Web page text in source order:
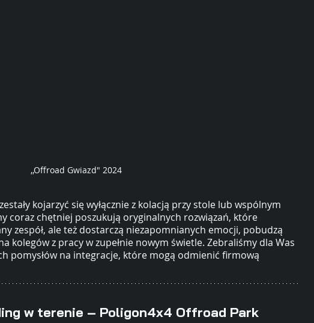
,,Offroad Gwiazd" 2024
kojarzyć się wyłącznie z kolacją przy stole lub wspólnym
coraz chętniej poszukują oryginalnych rozwiązań, które
zespół, ale też dostarczą niezapomnianych emocji, pobudzą
kolegów z pracy w zupełnie nowym świetle. Zebraliśmy dla Was
pomysłów na integracje, które mogą odmienić firmową
w terenie – Poligon4x4 Offroad Park